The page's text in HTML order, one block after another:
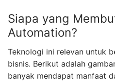
Siapa yang
Automation?
Teknologi ini relevan untuk
bisnis. Berikut adalah
banyak mendapat manfaat